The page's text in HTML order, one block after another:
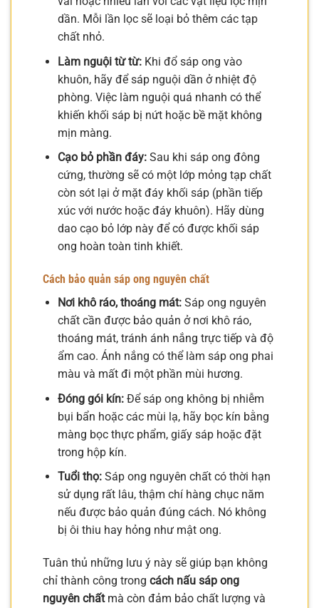
dần. Mỗi lần lọc sẽ loại bỏ thêm các tạp
chất nhỏ.
Làm nguội từ từ:Khi đổ sáp ong vào
khuôn, hãy để sáp nguội dần ở nhiệt độ
phòng. Việc làm nguội quá nhanh có thể
khiến khối sáp bị nứt hoặc bề mặt không
mịn màng.
Cạo bỏ phần đáy:Sau khi sáp ong đông
cứng, thường sẽ có một lớp mỏng tạp chất
còn sót lại ở mặt đáy khối sáp (phần tiếp
xúc với nước hoặc đáy khuôn). Hãy dùng
dao cạo bỏ lớp này để có được khối sáp
ong hoàn toàn tinh khiết.
Cách bảo quản sáp ong nguyên chất
Nơi khô ráo, thoáng mát:Sáp ong nguyên
chất cần được bảo quản ở nơi khô ráo,
thoáng mát, tránh ánh nắng trực tiếp và độ
ẩm cao. Ánh nắng có thể làm sáp ong phai
màu và mất đi một phần mùi hương.
Đóng gói kín:Để sáp ong không bị nhiễm
bụi bẩn hoặc các mùi lạ, hãy bọc kín bằng
màng bọc thực phẩm, giấy sáp hoặc đặt
trong hộp kín.
Tuổi thọ:Sáp ong nguyên chất có thời hạn
sử dụng rất lâu, thậm chí hàng chục năm
nếu được bảo quản đúng cách. Nó không
bị ôi thiu hay hỏng như mật ong.
Tuân thủ những lưu ý này sẽ giúp bạn không
chỉ thành công trong cách nấu sáp ong
nguyên chấtmà còn đảm bảo chất lượng và